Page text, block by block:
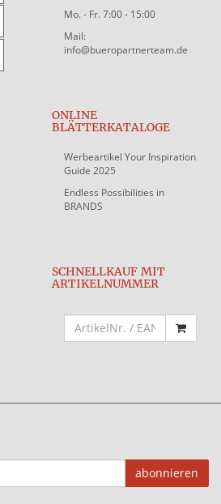
Mo. - Fr. 7:00 - 15:00
Mail:
info@bueropartnerteam.de
ONLINE
BLÄTTERKATALOGE
Werbeartikel Your Inspiration
Guide 2025
Endless Possibilities in
BRANDS
SCHNELLKAUF MIT
ARTIKELNUMMER
abonnieren